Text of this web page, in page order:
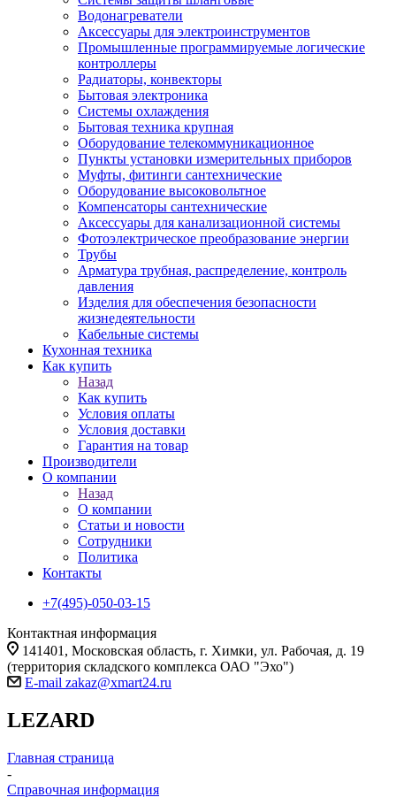
Водонагреватели
Аксессуары для электроинструментов
Промышленные программируемые логические
контроллеры
Радиаторы, конвекторы
Бытовая электроника
Системы охлаждения
Бытовая техника крупная
Оборудование телекоммуникационное
Пункты установки измерительных приборов
Муфты, фитинги сантехнические
Оборудование высоковольтное
Компенсаторы сантехнические
Аксессуары для канализационной системы
Фотоэлектрическое преобразование энергии
Трубы
Арматура трубная, распределение, контроль
давления
Изделия для обеспечения безопасности
жизнедеятельности
Кабельные системы
Кухонная техника
Как купить
Назад
Как купить
Условия оплаты
Условия доставки
Гарантия на товар
Производители
О компании
Назад
О компании
Статьи и новости
Сотрудники
Политика
Контакты
+7(495)-050-03-15
Контактная информация
141401, Московская область, г. Химки, ул. Рабочая, д. 19
(территория складского комплекса ОАО "Эхо")
E-mail zakaz@xmart24.ru
LEZARD
Главная страница
-
Справочная информация